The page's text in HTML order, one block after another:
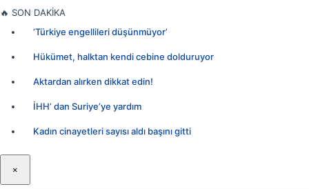
İçeriğe
🔥 SON DAKİKA
‘Türkiye engellileri düşünmüyor’
Hükümet, halktan kendi cebine dolduruyor
Aktardan alırken dikkat edin!
İHH’ dan Suriye’ye yardım
Kadın cinayetleri sayısı aldı başını gitti
×